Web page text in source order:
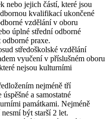
nebo jejich částí, které jsou
kvalifikací ukončené
vzdělání v oboru
úplné střední odborné
praxe.
středoškolské vzdělání
vyučení v příslušném oboru
nejsou kulturními
nejméně tří
a samostatné
památkami. Nejméně
být starší 2 let.